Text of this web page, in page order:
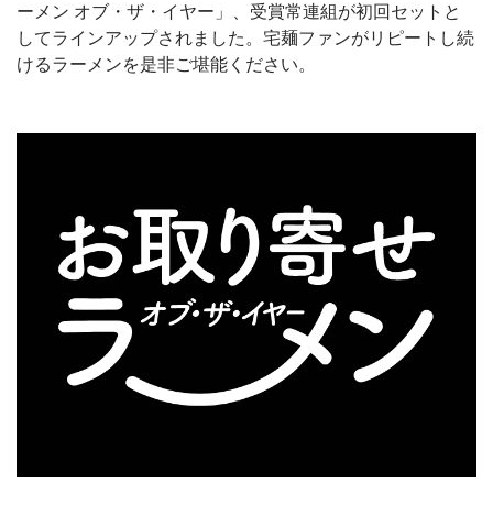
ーメン オブ・ザ・イヤー」、受賞常連組が初回セットと
してラインアップされました。宅麺ファンがリピートし続
けるラーメンを是非ご堪能ください。